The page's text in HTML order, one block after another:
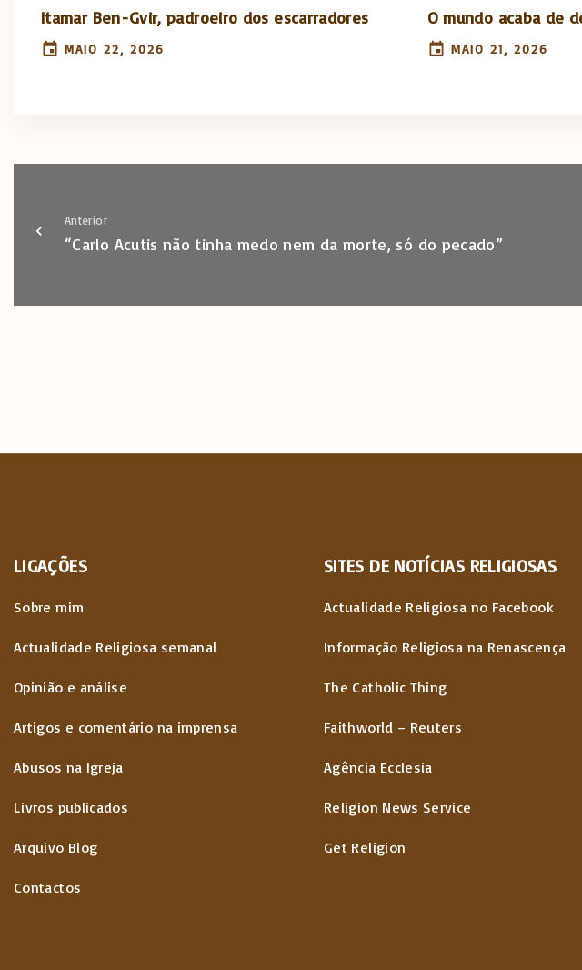
Itamar Ben-Gvir, padroeiro dos escarradores
MAIO 22, 2026
O mundo acaba de
MAIO 21, 2026
Anterior
“Carlo Acutis não tinha medo nem da morte, só do pecado”
LIGAÇÕES
Sobre mim
Actualidade Religiosa semanal
Opinião e análise
Artigos e comentário na imprensa
Abusos na Igreja
Livros publicados
Arquivo Blog
Contactos
SITES DE NOTÍCIAS RELIGIOSAS
Actualidade Religiosa no Facebook
Informação Religiosa na Renascença
The Catholic Thing
Faithworld – Reuters
Agência Ecclesia
Religion News Service
Get Religion